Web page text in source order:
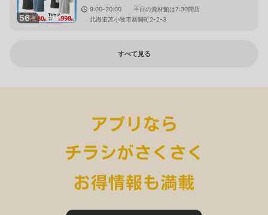
56枚
9:00-20:00 平日の資材館は7:30開店
北海道苫小牧市新開町2-2-3
すべて見る